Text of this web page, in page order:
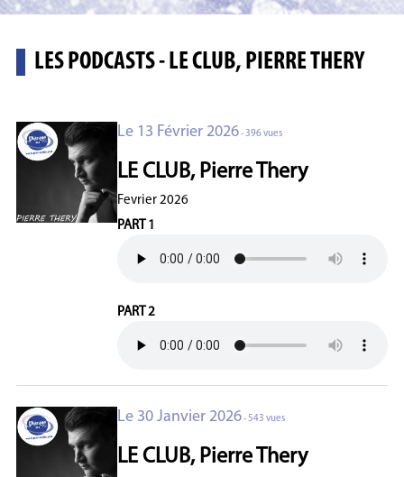
LES PODCASTS - LE CLUB, PIERRE THERY
Le 13 Février 2026- 396 vues
LE CLUB, Pierre Thery
Fevrier 2026
PART 1
PART 2
Le 30 Janvier 2026- 543 vues
LE CLUB, Pierre Thery